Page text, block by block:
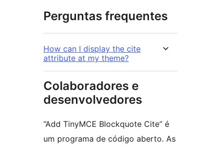
Perguntas frequentes
How can I display the cite
attribute at my theme?
Colaboradores e
desenvolvedores
“Add TinyMCE Blockquote Cite” é
um programa de código aberto. As